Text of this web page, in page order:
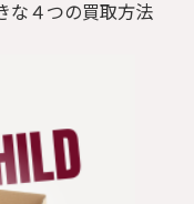
な４つの買取方法